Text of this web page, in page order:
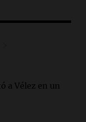
a Vélez en un